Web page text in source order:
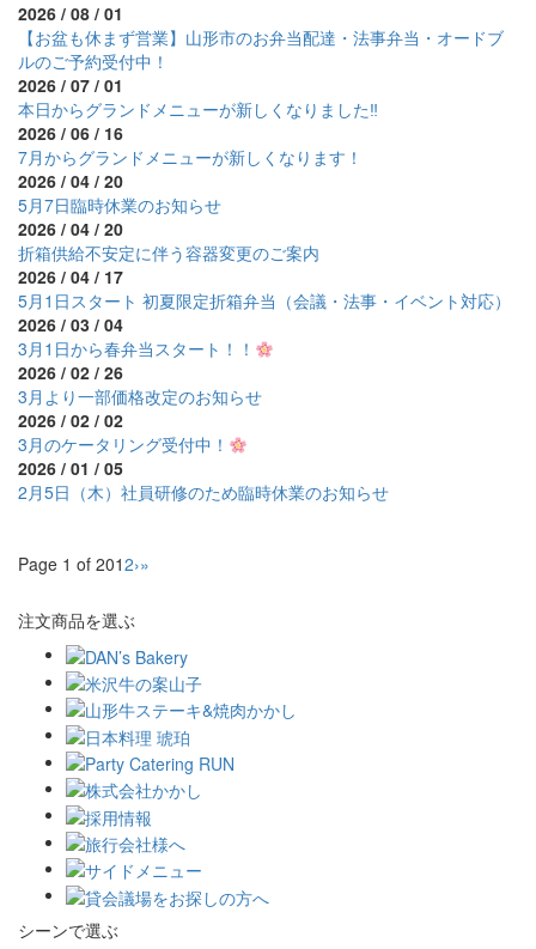
2026 / 08 / 01
【お盆も休まず営業】山形市のお弁当配達・法事弁当・オードブ
ルのご予約受付中！
2026 / 07 / 01
本日からグランドメニューが新しくなりました‼
2026 / 06 / 16
7月からグランドメニューが新しくなります！
2026 / 04 / 20
5月7日臨時休業のお知らせ
2026 / 04 / 20
折箱供給不安定に伴う容器変更のご案内
2026 / 04 / 17
5月1日スタート 初夏限定折箱弁当（会議・法事・イベント対応）
2026 / 03 / 04
3月1日から春弁当スタート！！
2026 / 02 / 26
3月より一部価格改定のお知らせ
2026 / 02 / 02
3月のケータリング受付中！
2026 / 01 / 05
2月5日（木）社員研修のため臨時休業のお知らせ
Page 1 of 2012›»
注文商品を選ぶ
シーンで選ぶ